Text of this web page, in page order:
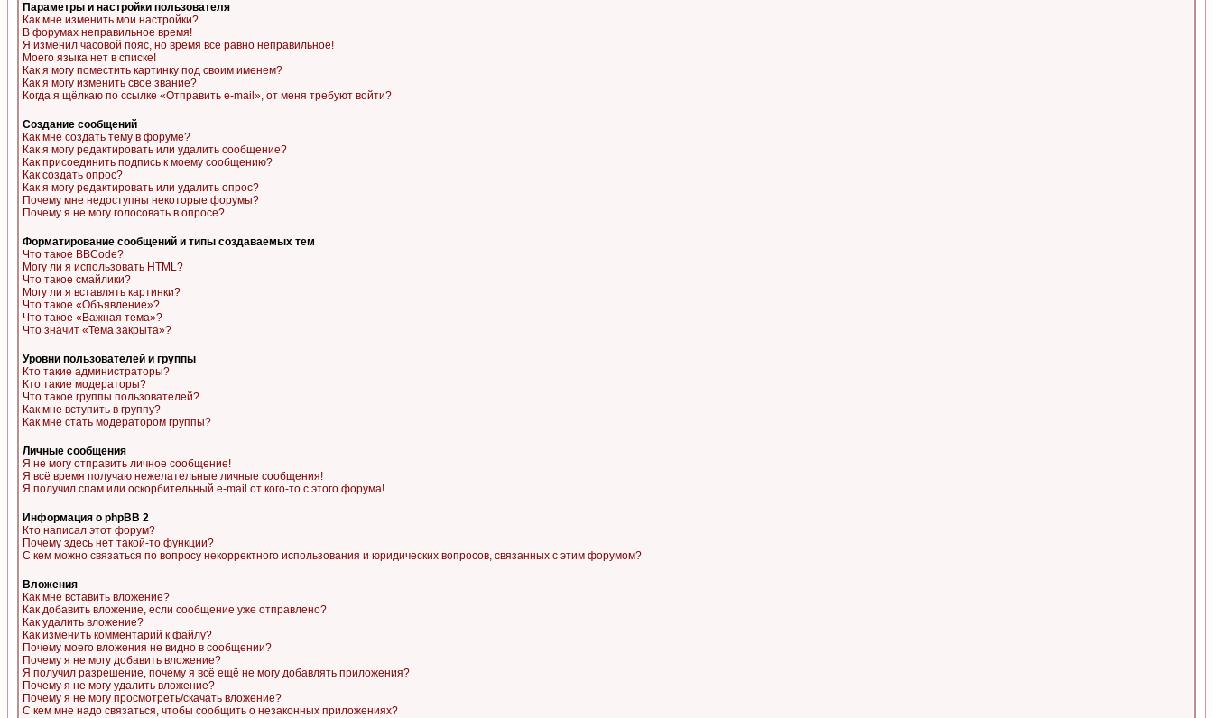
Параметры и настройки пользователя
Как мне изменить мои настройки?
В форумах неправильное время!
Я изменил часовой пояс, но время все равно неправильное!
Моего языка нет в списке!
Как я могу поместить картинку под своим именем?
Как я могу изменить свое звание?
Когда я щёлкаю по ссылке «Отправить e-mail», от меня требуют войти?
Создание сообщений
Как мне создать тему в форуме?
Как я могу редактировать или удалить сообщение?
Как присоединить подпись к моему сообщению?
Как создать опрос?
Как я могу редактировать или удалить опрос?
Почему мне недоступны некоторые форумы?
Почему я не могу голосовать в опросе?
Форматирование сообщений и типы создаваемых тем
Что такое BBCode?
Могу ли я использовать HTML?
Что такое смайлики?
Могу ли я вставлять картинки?
Что такое «Объявление»?
Что такое «Важная тема»?
Что значит «Тема закрыта»?
Уровни пользователей и группы
Кто такие администраторы?
Кто такие модераторы?
Что такое группы пользователей?
Как мне вступить в группу?
Как мне стать модератором группы?
Личные сообщения
Я не могу отправить личное сообщение!
Я всё время получаю нежелательные личные сообщения!
Я получил спам или оскорбительный e-mail от кого-то с этого форума!
Информация о phpBB 2
Кто написал этот форум?
Почему здесь нет такой-то функции?
С кем можно связаться по вопросу некорректного использования и юридических вопросов, связанных с этим форумом?
Вложения
Как мне вставить вложение?
Как добавить вложение, если сообщение уже отправлено?
Как удалить вложение?
Как изменить комментарий к файлу?
Почему моего вложения не видно в сообщении?
Почему я не могу добавить вложение?
Я получил разрешение, почему я всё ещё не могу добавлять приложения?
Почему я не могу удалить вложение?
Почему я не могу просмотреть/скачать вложение?
С кем мне надо связаться, чтобы сообщить о незаконных приложениях?